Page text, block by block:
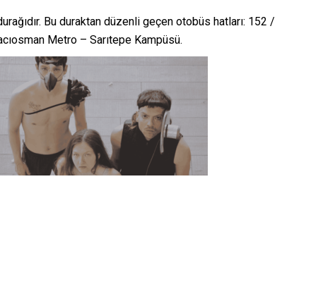
Bu duraktan düzenli geçen otobüs hatları: 152 /
Metro – Sarıtepe Kampüsü.